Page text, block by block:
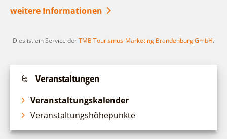
Mein Brandenburg – Infostelen
ILB
weitere Informationen
Dies ist ein Service derTMB Tourismus-Marketing Brandenburg GmbH.
alle Kategorien
aktuelle und laufende Veranstaltungen
Ort
suchen
Veranstaltungen
Veranstaltungskalender
Veranstaltungshöhepunkte